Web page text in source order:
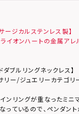
ージカルステンレス製】
イオンハートの金属ア
ブルリングネックレス】
ー/ジュエリーカテゴリ
リングが重なったミニ
ているので、ペンダン